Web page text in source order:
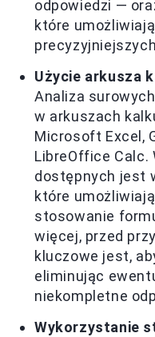
odpowiedzi —
które
Użycie arkusza
Analiza
w arkuszach
Microsoft Excel,
LibreOffice Calc.
dostępnych jest
które
stosowanie
więcej, przed
kluczowe jest,
eliminując
niekompletne
Wykorzystanie